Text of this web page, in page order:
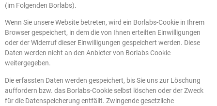
(im Folgenden Borlabs).
Wenn Sie unsere Website betreten, wird ein Borlabs-Cookie in Ihrem
Browser gespeichert, in dem die von Ihnen erteilten Einwilligungen
oder der Widerruf dieser Einwilligungen gespeichert werden. Diese
Daten werden nicht an den Anbieter von Borlabs Cookie
weitergegeben.
Die erfassten Daten werden gespeichert, bis Sie uns zur Löschung
auffordern bzw. das Borlabs-Cookie selbst löschen oder der Zweck
für die Datenspeicherung entfällt. Zwingende gesetzliche